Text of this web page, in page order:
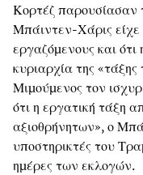
Κορτέζ παρουσίασαν
Μπάιντεν-Χάρις είχε
εργαζόμενους και
κυριαρχία της
Μιμούμενος τον
ότι η εργατική τάξη
αξιοθρήνητων», ο
υποστηρικτές του
ημέρες των εκλογών.